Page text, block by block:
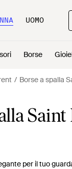
UOMO
Borse
Borse a spalla
per il tuo